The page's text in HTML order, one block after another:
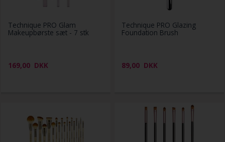
Technique PRO Glam
Makeupbørste sæt - 7 stk
169,00 DKK
Technique PRO Glazing
Foundation Brush
89,00 DKK